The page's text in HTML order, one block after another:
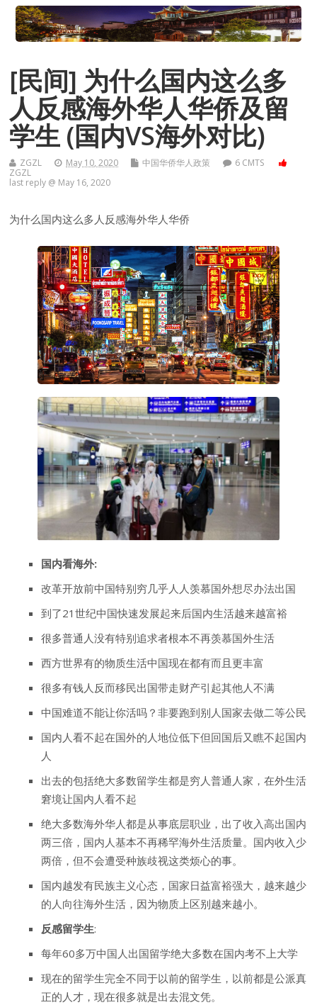
[民间] 为什么国内这么多
人反感海外华人华侨及留
学生 (国内VS海外对比)
ZGZL May 10, 2020 中国华侨华人政策
6 CMTS
ZGZL
last reply @ May 16, 2020
为什么国内这么多人反感海外华人华侨
国内看海外:
改革开放前中国特别穷几乎人人羡慕国外想尽办法出国
到了21世纪中国快速发展起来后国内生活越来越富裕
很多普通人没有特别追求者根本不再羡慕国外生活
西方世界有的物质生活中国现在都有而且更丰富
很多有钱人反而移民出国带走财产引起其他人不满
中国难道不能让你活吗？非要跑到别人国家去做二等公民
国内人看不起在国外的人地位低下但回国后又瞧不起国内
人
出去的包括绝大多数留学生都是穷人普通人家，在外生活
窘境让国内人看不起
绝大多数海外华人都是从事底层职业，出了收入高出国内
两三倍，国内人基本不再稀罕海外生活质量。国内收入少
两倍，但不会遭受种族歧视这类烦心的事。
国内越发有民族主义心态，国家日益富裕强大，越来越少
的人向往海外生活，因为物质上区别越来越小。
反感留学生:
每年60多万中国人出国留学绝大多数在国内考不上大学
现在的留学生完全不同于以前的留学生，以前都是公派真
正的人才，现在很多就是出去混文凭。